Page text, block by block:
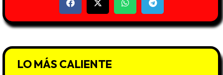
LO MÁS CALIENTE